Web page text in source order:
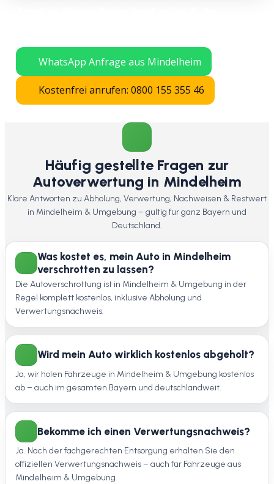
WhatsApp Anfrage aus Mindelheim
Kostenfrei anrufen: 0800 155 355 46
Häufig gestellte Fragen zur
Autoverwertung in Mindelheim
Klare Antworten zu Abholung, Verwertung, Nachweisen & Restwert
in Mindelheim & Umgebung – gültig für ganz Bayern und
Deutschland.
Was kostet es, mein Auto in Mindelheim
verschrotten zu lassen?
Die Autoverschrottung ist in Mindelheim & Umgebung in der
Regel komplett kostenlos, inklusive Abholung und
Verwertungsnachweis.
Wird mein Auto wirklich kostenlos abgeholt?
Ja, wir holen Fahrzeuge in Mindelheim & Umgebung kostenlos
ab – auch im gesamten Bayern und deutschlandweit.
Bekomme ich einen Verwertungsnachweis?
Ja. Nach der fachgerechten Entsorgung erhalten Sie den
offiziellen Verwertungsnachweis – auch für Fahrzeuge aus
Mindelheim & Umgebung.